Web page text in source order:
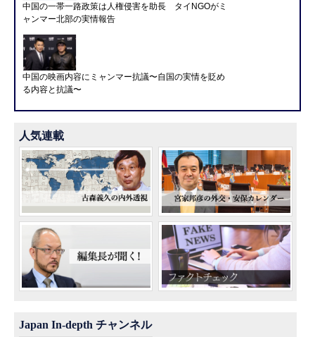
中国の一帯一路政策は人権侵害を助長 タイNGOがミ
ャンマー北部の実情報告
中国の映画内容にミャンマー抗議〜自国の実情を貶め
る内容と抗議〜
人気連載
Japan In-depth チャンネル